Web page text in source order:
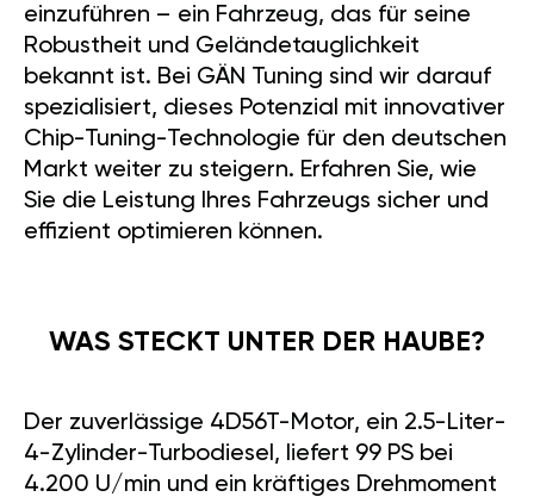
einzuführen – ein Fahrzeug, das für seine
Robustheit und Geländetauglichkeit
bekannt ist. Bei GÄN Tuning sind wir darauf
spezialisiert, dieses Potenzial mit innovativer
Chip-Tuning-Technologie für den deutschen
Markt weiter zu steigern. Erfahren Sie, wie
Sie die Leistung Ihres Fahrzeugs sicher und
effizient optimieren können.
WAS STECKT UNTER DER HAUBE?
Der zuverlässige 4D56T-Motor, ein 2.5-Liter-
4-Zylinder-Turbodiesel, liefert 99 PS bei
4.200 U/min und ein kräftiges Drehmoment